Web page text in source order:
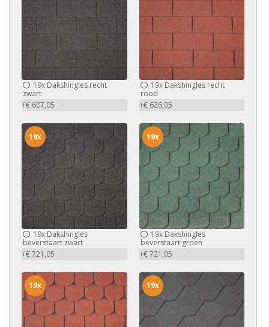
19x Dakshingles recht
zwart
+€ 607,05
19xDakshingles recht
rood
+€ 626,05
19x Dakshingles
beverstaart zwart
+€ 721,05
19x
19xDakshingles
beverstaart groen
+€ 721,05
19x
19x 19x